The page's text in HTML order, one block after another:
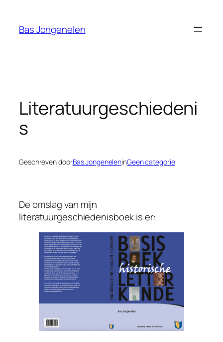
Bas Jongenelen
Literatuurgeschiedeni
s
Geschreven doorBas JongeneleninGeen categorie
De omslag van mijn
literatuurgeschiedenisboek is er: